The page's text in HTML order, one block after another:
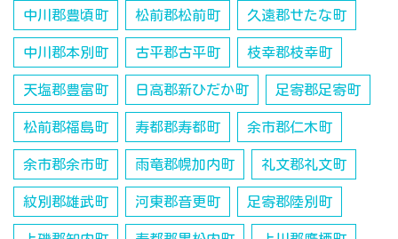
中川郡豊頃町 松前郡松前町 久遠郡せたな町
中川郡本別町 古平郡古平町 枝幸郡枝幸町
天塩郡豊富町 日高郡新ひだか町 足寄郡足寄町
松前郡福島町 寿都郡寿都町 余市郡仁木町
余市郡余市町 雨竜郡幌加内町 礼文郡礼文町
紋別郡雄武町 河東郡音更町 足寄郡陸別町